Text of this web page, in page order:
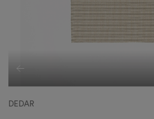
DEDAR